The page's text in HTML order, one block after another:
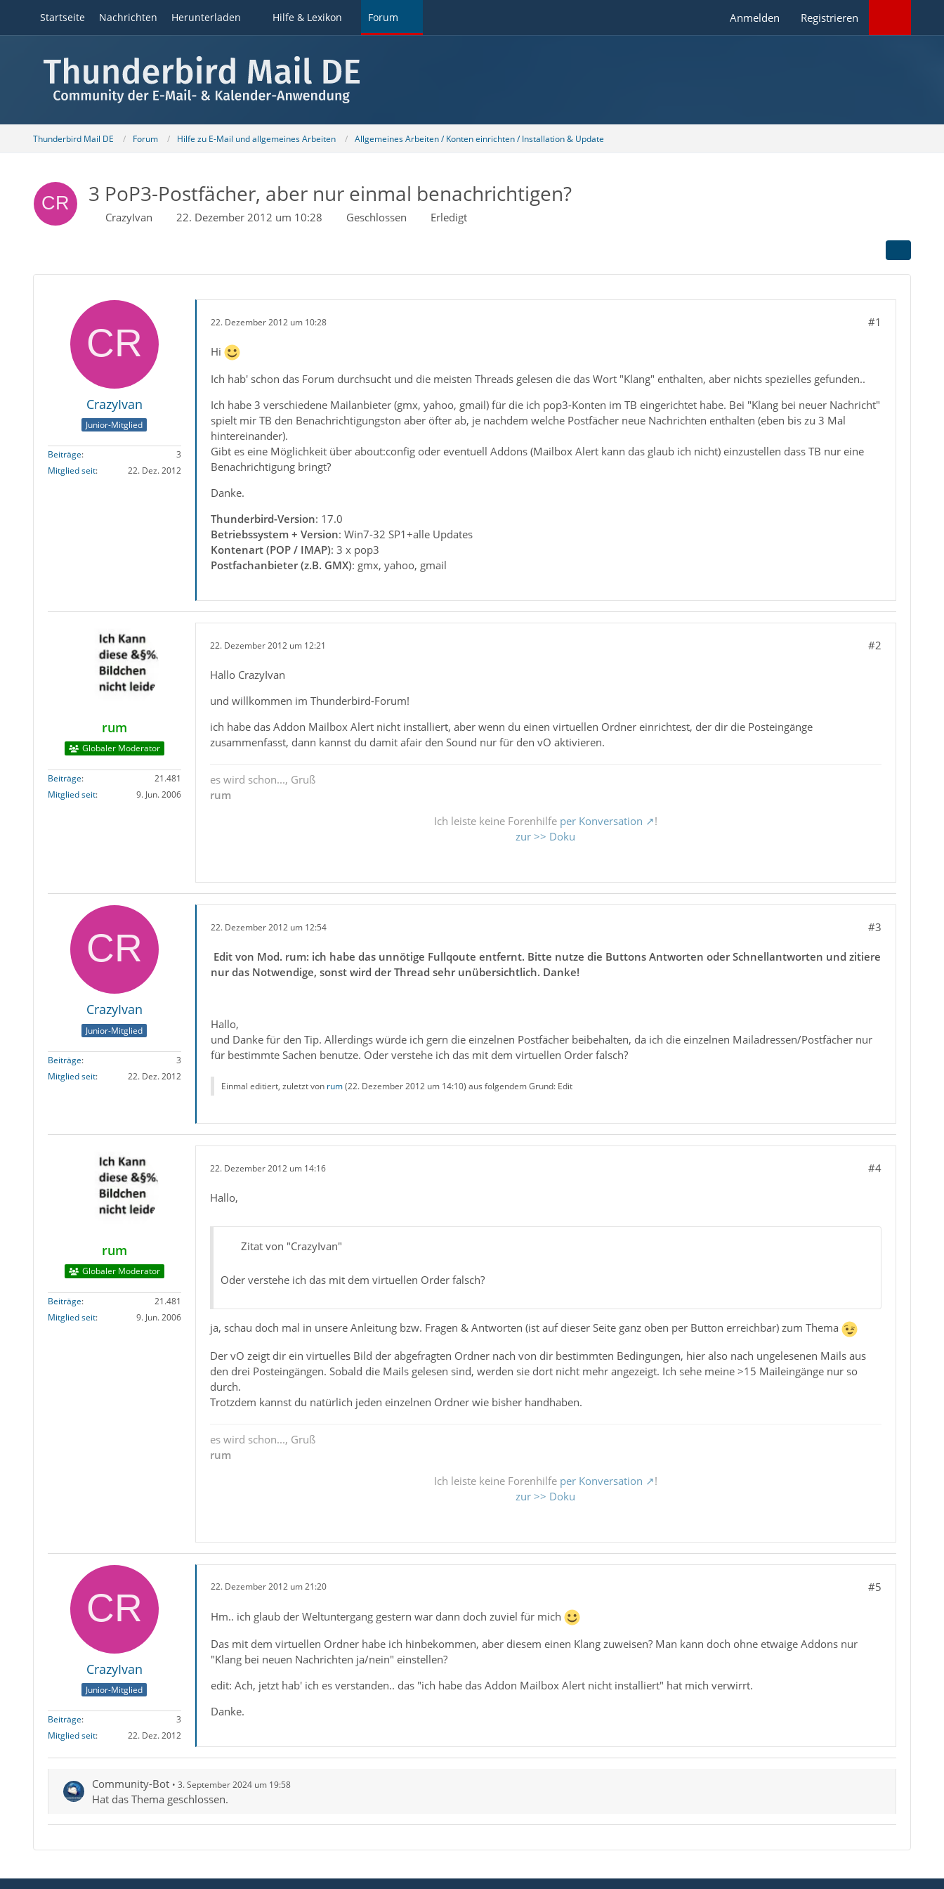
Startseite Nachrichten Herunterladen Hilfe & Lexikon Forum Anmelden Registrieren
Thunderbird Mail DE Forum Hilfe zu E-Mail und allgemeines Arbeiten Allgemeines Arbeiten / Konten einrichten / Installation & Update
3 PoP3-Postfächer, aber nur einmal benachrichtigen?
CrazyIvan 22. Dezember 2012 um 10:28 Geschlossen Erledigt
CrazyIvan
Junior-Mitglied
Beiträge
3
Mitglied seit
22. Dez. 2012
22. Dezember 2012 um 10:28 #1
Hi
Ich hab' schon das Forum durchsucht und die meisten Threads gelesen die das Wort "Klang" enthalten, aber nichts spezielles gefunden..
Ich habe 3 verschiedene Mailanbieter (gmx, yahoo, gmail) für die ich pop3-Konten im TB eingerichtet habe. Bei "Klang bei neuer Nachricht"
spielt mir TB den Benachrichtigungston aber öfter ab, je nachdem welche Postfächer neue Nachrichten enthalten (eben bis zu 3 Mal
hintereinander).
Gibt es eine Möglichkeit über about:config oder eventuell Addons (Mailbox Alert kann das glaub ich nicht) einzustellen dass TB nur eine
Benachrichtigung bringt?
Danke.
Thunderbird-Version: 17.0
Betriebssystem + Version: Win7-32 SP1+alle Updates
Kontenart (POP / IMAP): 3 x pop3
Postfachanbieter (z.B. GMX): gmx, yahoo, gmail
rum
Globaler Moderator
Beiträge
21.481
Mitglied seit
9. Jun. 2006
22. Dezember 2012 um 12:21 #2
Hallo CrazyIvan
und willkommen im Thunderbird-Forum!
ich habe das Addon Mailbox Alert nicht installiert, aber wenn du einen virtuellen Ordner einrichtest, der dir die Posteingänge
zusammenfasst, dann kannst du damit afair den Sound nur für den vO aktivieren.
es wird schon..., Gruß
rum
Ich leiste keine Forenhilfe per Konversation
!
zur >> Doku
CrazyIvan
Junior-Mitglied
Beiträge
3
Mitglied seit
22. Dez. 2012
22. Dezember 2012 um 12:54 #3
Edit von Mod. rum: ich habe das unnötige Fullqoute entfernt. Bitte nutze die Buttons Antworten oder Schnellantworten und zitiere
nur das Notwendige, sonst wird der Thread sehr unübersichtlich. Danke!
Hallo,
und Danke für den Tip. Allerdings würde ich gern die einzelnen Postfächer beibehalten, da ich die einzelnen Mailadressen/Postfächer nur
für bestimmte Sachen benutze. Oder verstehe ich das mit dem virtuellen Order falsch?
Einmal editiert, zuletzt von rum(22. Dezember 2012 um 14:10) aus folgendem Grund: Edit
rum
Globaler Moderator
Beiträge
21.481
Mitglied seit
9. Jun. 2006
22. Dezember 2012 um 14:16 #4
Hallo,
Zitat von "CrazyIvan"
Oder verstehe ich das mit dem virtuellen Order falsch?
ja, schau doch mal in unsere Anleitung bzw. Fragen & Antworten (ist auf dieser Seite ganz oben per Button erreichbar) zum Thema
Der vO zeigt dir ein virtuelles Bild der abgefragten Ordner nach von dir bestimmten Bedingungen, hier also nach ungelesenen Mails aus
den drei Posteingängen. Sobald die Mails gelesen sind, werden sie dort nicht mehr angezeigt. Ich sehe meine >15 Maileingänge nur so
durch.
Trotzdem kannst du natürlich jeden einzelnen Ordner wie bisher handhaben.
es wird schon..., Gruß
rum
Ich leiste keine Forenhilfe per Konversation
!
zur >> Doku
CrazyIvan
Junior-Mitglied
Beiträge
3
Mitglied seit
22. Dez. 2012
22. Dezember 2012 um 21:20 #5
Hm.. ich glaub der Weltuntergang gestern war dann doch zuviel für mich
Das mit dem virtuellen Ordner habe ich hinbekommen, aber diesem einen Klang zuweisen? Man kann doch ohne etwaige Addons nur
"Klang bei neuen Nachrichten ja/nein" einstellen?
edit: Ach, jetzt hab' ich es verstanden.. das "ich habe das Addon Mailbox Alert nicht installiert" hat mich verwirrt.
Danke.
Community-Bot 3. September 2024 um 19:58
Hat das Thema geschlossen.